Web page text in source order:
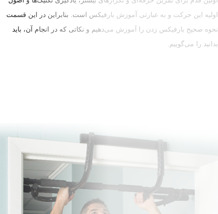
عبارتی آموزش بارفیکس است. بنابراین در این قسمت
زدن را آموزش می‌دهیم و نکاتی که در انجام آن، باید